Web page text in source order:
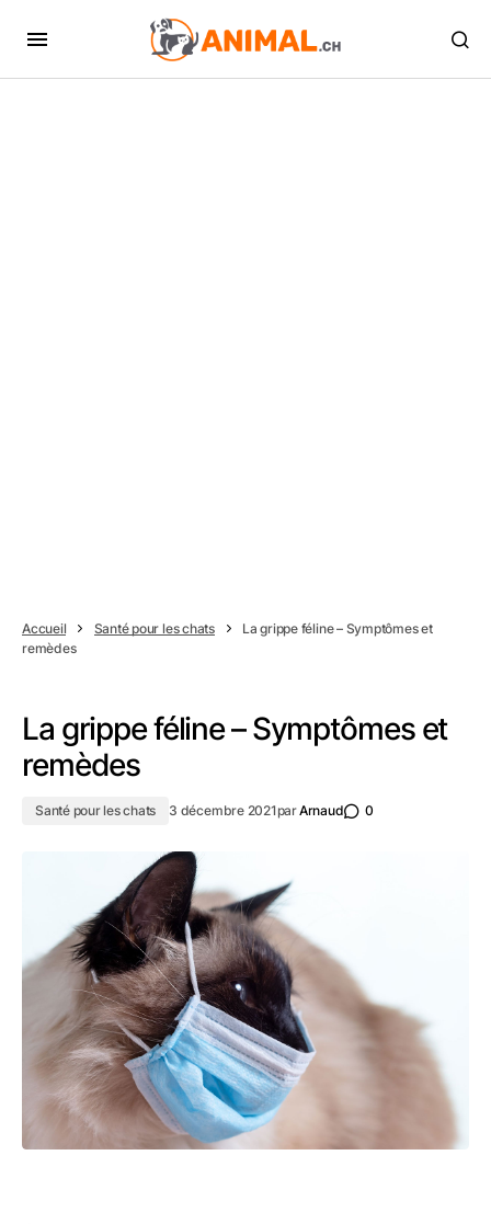
Accueil Santé pour les chats
La grippe féline – Symptômes et
remèdes
La grippe féline – Symptômes et
remèdes
Santé pour les chats 3 décembre 2021parArnaud 0